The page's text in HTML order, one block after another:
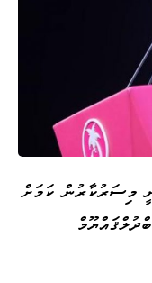
މިސަރުކާރުން ކަމަށް